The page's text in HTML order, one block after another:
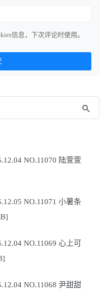
信息，下次评论时使用。
NO.11070 陆萱萱
NO.11071 小薯条
NO.11069 心上可
NO.11068 尹甜甜